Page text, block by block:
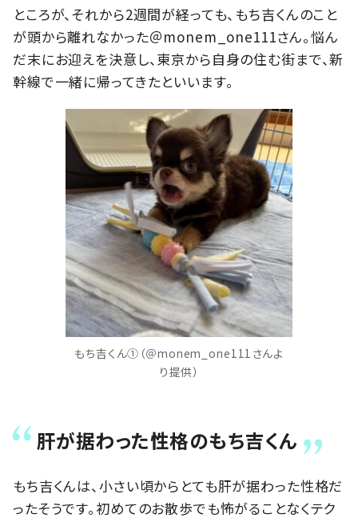
ところが、それから2週間が経っても、もち吉くんのこと
が頭から離れなかった＠monem_one111さん。悩ん
だ末にお迎えを決意し、東京から自身の住む街まで、新
幹線で一緒に帰ってきたといいます。
もち吉くん①（＠monem_one111さんよ
り提供）
肝が据わった性格のもち吉くん
もち吉くんは、小さい頃からとても肝が据わった性格だ
ったそうです。初めてのお散歩でも怖がることなくテク